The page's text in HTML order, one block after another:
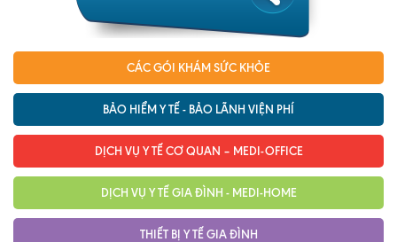
CÁC GÓI KHÁM SỨC KHỎE
BẢO HIỂM Y TẾ - BẢO LÃNH VIỆN PHÍ
DỊCH VỤ Y TẾ CƠ QUAN – MEDI-OFFICE
DỊCH VỤ Y TẾ GIA ĐÌNH - MEDI-HOME
THIẾT BỊ Y TẾ GIA ĐÌNH